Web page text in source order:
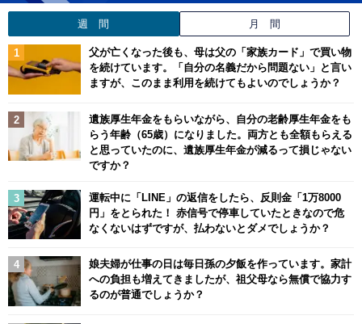
週 間 月 間
父が亡くなった後も、母は父の「家族カード」で買い物
を続けています。「自分の名義だから問題ない」と言い
ますが、このまま利用を続けてもよいのでしょうか？
遺族厚生年金をもらいながら、自分の老齢厚生年金をも
らう年齢（65歳）になりました。両方とも全額もらえる
と思っていたのに、遺族厚生年金が減るって損じゃない
ですか？
運転中に「LINE」の返信をしたら、反則金「1万8000
円」をとられた！ 赤信号で停車していたときなので危
なくないはずですが、払わないとダメでしょうか？
娘夫婦が仕事の日は毎日孫の夕飯を作っています。家計
への負担も増えてきましたが、祖父母なら無償で協力す
るのが普通でしょうか？